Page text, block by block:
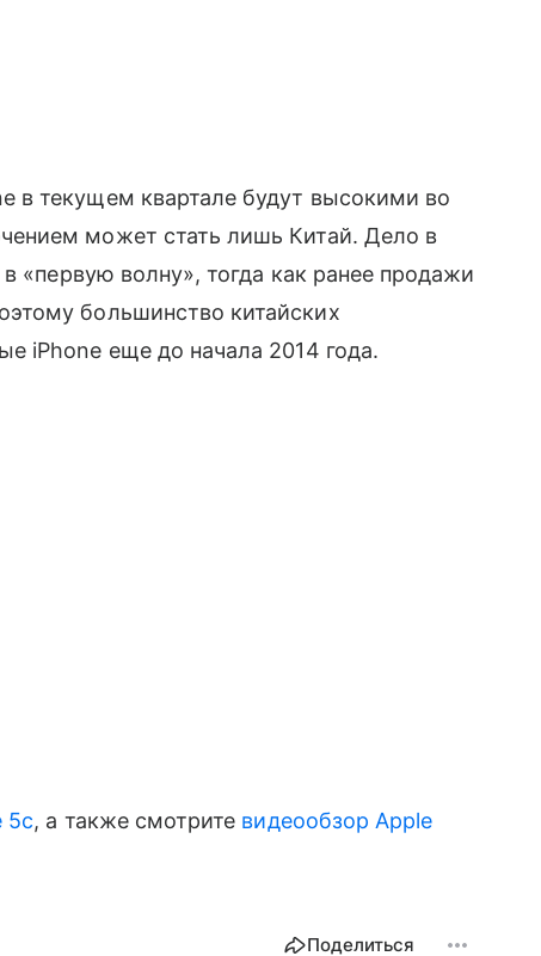
текущем квартале будут высокими во
может стать лишь Китай. Дело в
«первую волну», тогда как ранее продажи
большинство китайских
iPhone еще до начала 2014 года.
5c, а также смотрите видеообзор Apple
Поделиться